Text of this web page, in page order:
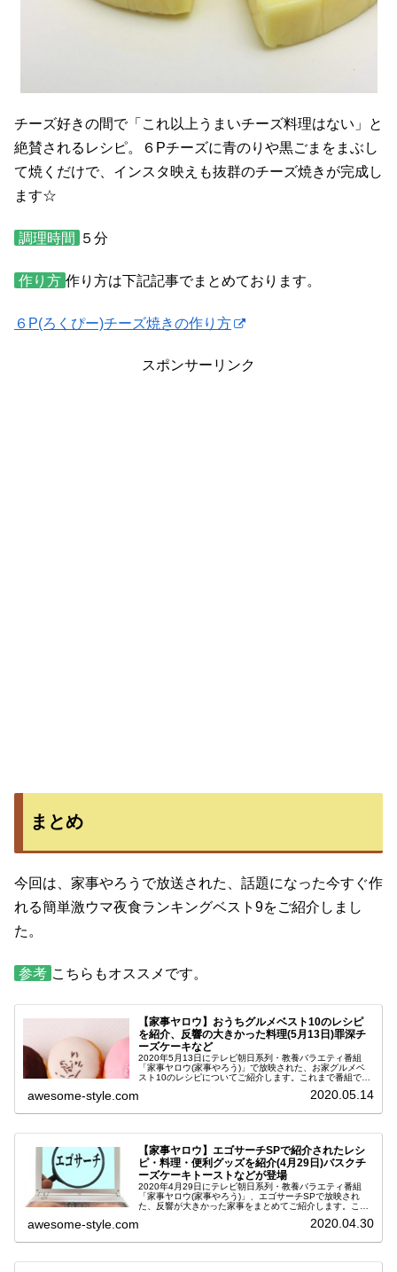
チーズ好きの間で「これ以上うまいチーズ料理はない」と
絶賛されるレシピ。６Pチーズに青のりや黒ごまをまぶし
て焼くだけで、インスタ映えも抜群のチーズ焼きが完成し
ます☆
調理時間 ５分
作り方 作り方は下記記事でまとめております。
６P(ろくぴー)チーズ焼きの作り方
スポンサーリンク
まとめ
今回は、家事やろうで放送された、話題になった今すぐ作
れる簡単激ウマ夜食ランキングベスト9をご紹介しまし
た。
参考 こちらもオススメです。
【家事ヤロウ】おうちグルメベスト10のレシピ
を紹介、反響の大きかった料理(5月13日)罪深チ
ーズケーキなど
2020年5月13日にテレビ朝日系列・教養バラエティ番組
「家事ヤロウ(家事やろう)」で放映された、お家グルメベ
スト10のレシピについてご紹介します。これまで番組で放
awesome-style.com 2020.05.14
【家事ヤロウ】エゴサーチSPで紹介されたレシ
ピ・料理・便利グッズを紹介(4月29日)バスクチ
ーズケーキトーストなどが登場
2020年4月29日にテレビ朝日系列・教養バラエティ番組
「家事ヤロウ(家事やろう)」、エゴサーチSPで放映され
た、反響が大きかった家事をまとめてご紹介します。この
awesome-style.com 2020.04.30